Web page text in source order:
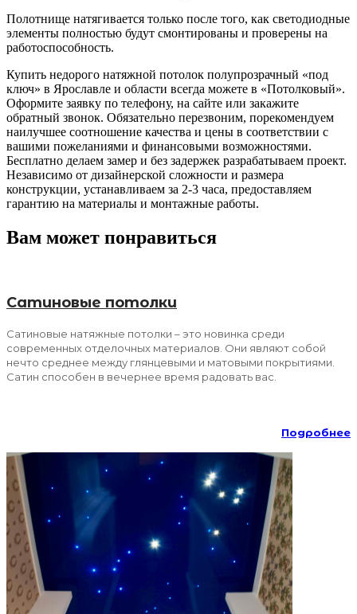
Полотнище натягивается только после того, как светодиодные
элементы полностью будут смонтированы и проверены на
работоспособность.
Купить недорого натяжной потолок полупрозрачный «под
ключ» в Ярославле и области всегда можете в «Потолковый».
Оформите заявку по телефону, на сайте или закажите
обратный звонок. Обязательно перезвоним, порекомендуем
наилучшее соотношение качества и цены в соответствии с
вашими пожеланиями и финансовыми возможностями.
Бесплатно делаем замер и без задержек разрабатываем проект.
Независимо от дизайнерской сложности и размера
конструкции, устанавливаем за 2-3 часа, предоставляем
гарантию на материалы и монтажные работы.
Вам может понравиться
Сатиновые потолки
Сатиновые натяжные потолки – это новинка среди
современных отделочных материалов. Они являют собой
нечто среднее между глянцевыми и матовыми покрытиями.
Сатин способен в вечернее время радовать вас.
Подробнее